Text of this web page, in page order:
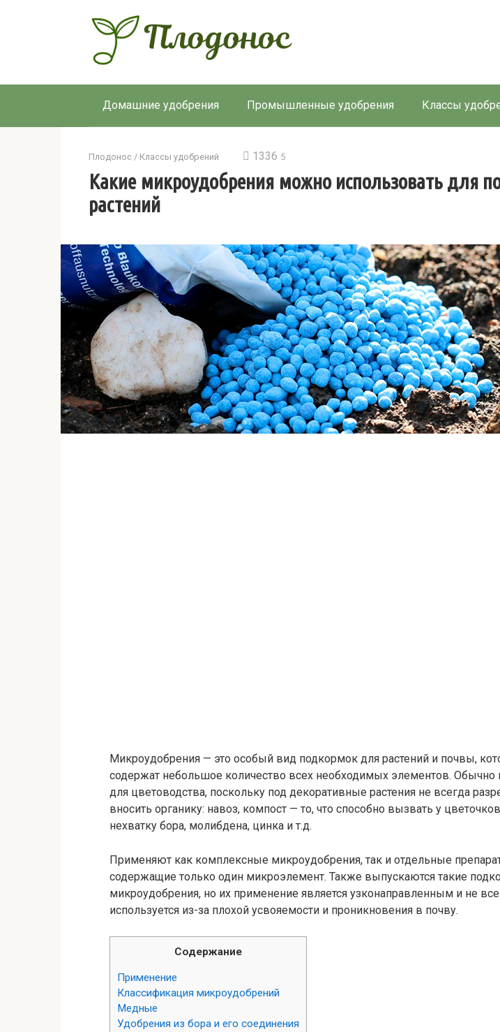
Домашние удобрения Промышленные удобрения Классы
Плодонос / Классы удобрений 1336 5
Какие микроудобрения можно использовать для
растений
Микроудобрения — это особый вид подкормок для растений и почвы,
содержат небольшое количество всех необходимых элементов.
для цветоводства, поскольку под декоративные растения не всегда
вносить органику: навоз, компост — то, что способно вызвать у
нехватку бора, молибдена, цинка и т.д.
Применяют как комплексные микроудобрения, так и отдельные
содержащие только один микроэлемент. Также выпускаются такие
микроудобрения, но их применение является узконаправленным и не
используется из-за плохой усвояемости и проникновения в почву.
Содержание
Применение
Классификация микроудобрений
Медные
Удобрения из бора и его соединения